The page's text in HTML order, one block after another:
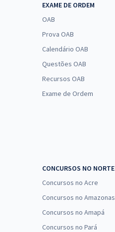
EXAME DE ORDEM
OAB
Prova OAB
Calendário OAB
Questões OAB
Recursos OAB
Exame de Ordem
CONCURSOS NO NORTE
Concursos no Acre
Concursos no Amazonas
Concursos no Amapá
Concursos no Pará